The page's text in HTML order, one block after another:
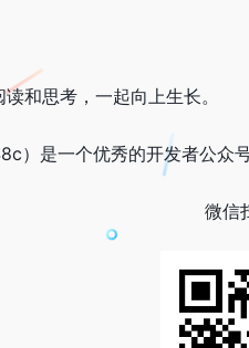
和思考，一起向上生长。
）是一个优秀的开发者公众
微信